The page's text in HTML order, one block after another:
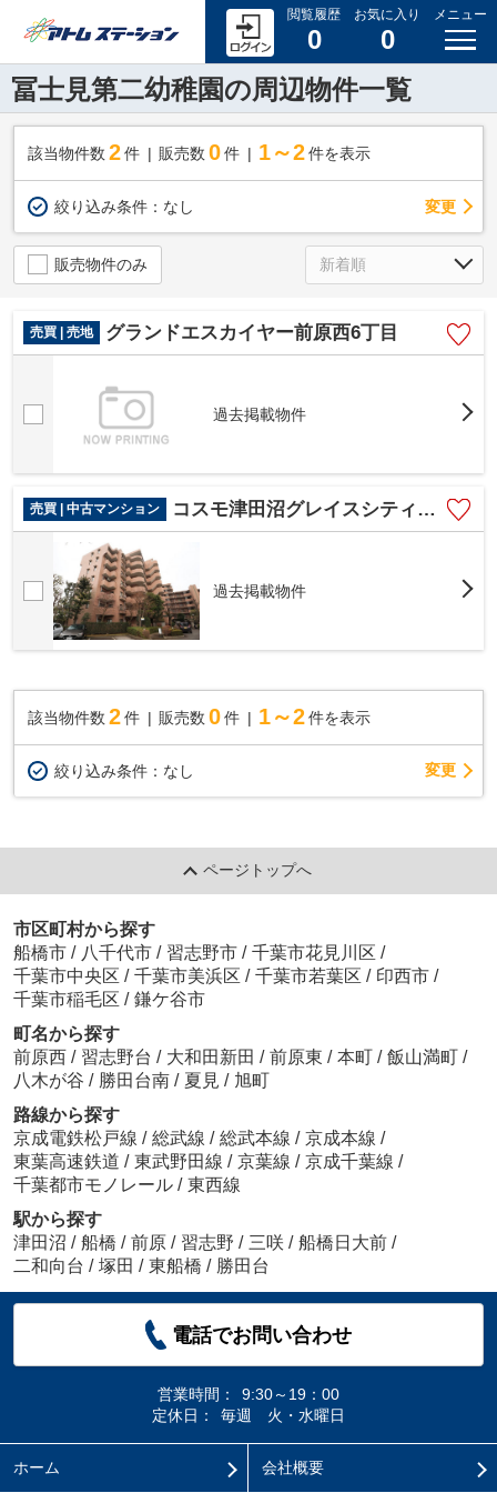
閲覧履歴
0
お気に入り
0
メニュー
冨士見第二幼稚園の周辺物件一覧
該当物件数 2件 販売数 0 件 1～2 件を表示
絞り込み条件： なし 変更
販売物件のみ
売買 | 売地 グランドエスカイヤー前原西6丁目
過去掲載物件
売買 | 中古マンション コスモ津田沼グレイスシティA棟
過去掲載物件
該当物件数 2件 販売数 0 件 1～2 件を表示
絞り込み条件： なし 変更
ページトップへ
市区町村から探す
船橋市 / 八千代市 / 習志野市 / 千葉市花見川区 /
千葉市中央区 / 千葉市美浜区 / 千葉市若葉区 / 印西市 /
千葉市稲毛区 / 鎌ケ谷市
町名から探す
前原西 / 習志野台 / 大和田新田 / 前原東 / 本町 / 飯山満町 /
八木が谷 / 勝田台南 / 夏見 / 旭町
路線から探す
京成電鉄松戸線 / 総武線 / 総武本線 / 京成本線 /
東葉高速鉄道 / 東武野田線 / 京葉線 / 京成千葉線 /
千葉都市モノレール / 東西線
駅から探す
津田沼 / 船橋 / 前原 / 習志野 / 三咲 / 船橋日大前 /
二和向台 / 塚田 / 東船橋 / 勝田台
電話でお問い合わせ
営業時間：
9:30～19：00
定休日：
毎週 火・水曜日
ホーム 会社概要